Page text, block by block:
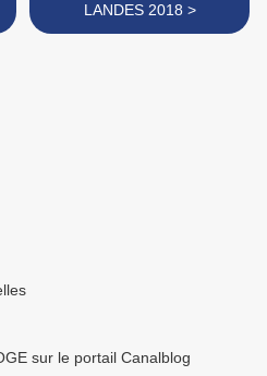
LANDES 2018 >
sur le portail Canalblog